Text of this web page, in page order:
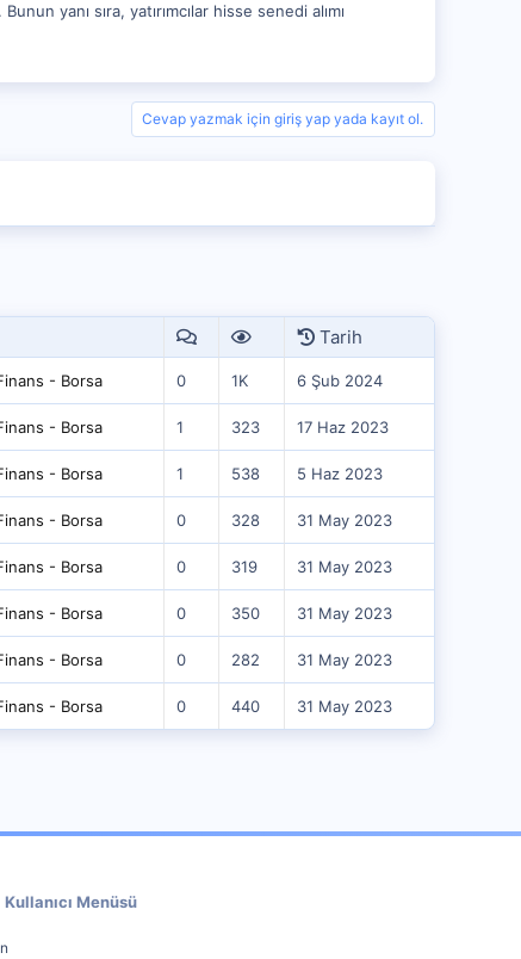
yanı sıra, yatırımcılar hisse senedi alımı
Cevap yazmak için giriş yap yada kayıt ol.
Tarih
- Borsa 0 1K 6 Şub 2024
- Borsa 1 323 17 Haz 2023
- Borsa 1 538 5 Haz 2023
- Borsa 0 328 31 May 2023
- Borsa 0 319 31 May 2023
- Borsa 0 350 31 May 2023
- Borsa 0 282 31 May 2023
- Borsa 0 440 31 May 2023
Kullanıcı Menüsü